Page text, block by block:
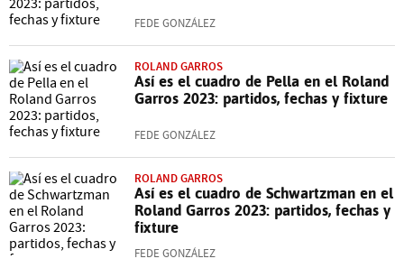
FEDE GONZÁLEZ
ROLAND GARROS
Así es el cuadro de Pella en el Roland
Garros 2023: partidos, fechas y fixture
FEDE GONZÁLEZ
ROLAND GARROS
Así es el cuadro de Schwartzman en el
Roland Garros 2023: partidos, fechas y
fixture
FEDE GONZÁLEZ